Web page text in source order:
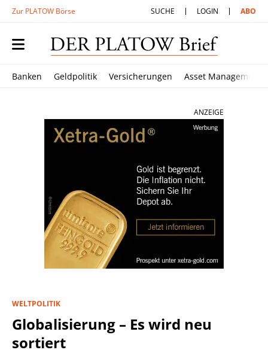
Zur PLATOW Börse SUCHE LOGIN ABO
Banken Geldpolitik Versicherungen Asset Management
ANZEIGE
WELTPOLITIK
Globalisierung – Es wird neu
sortiert